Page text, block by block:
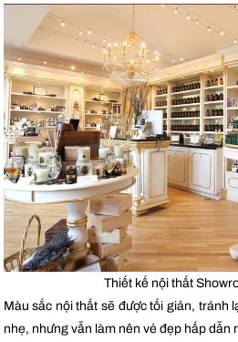
Thiết kế nội thất
Màu sắc nội thất sẽ được tối giản, tránh
nhẹ, nhưng vẫn làm nên vẻ đẹp hấp dẫn